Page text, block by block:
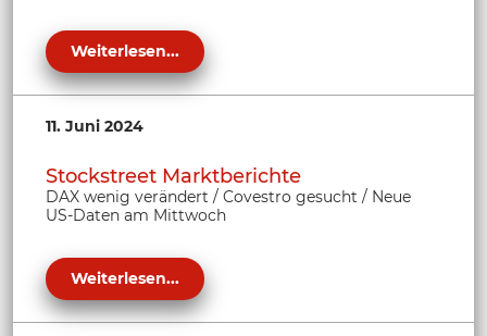
Weiterlesen...
11. Juni 2024
Stockstreet Marktberichte
DAX wenig verändert / Covestro gesucht / Neue
US-Daten am Mittwoch
Weiterlesen...